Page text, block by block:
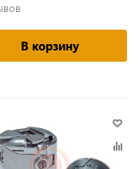
В корзину